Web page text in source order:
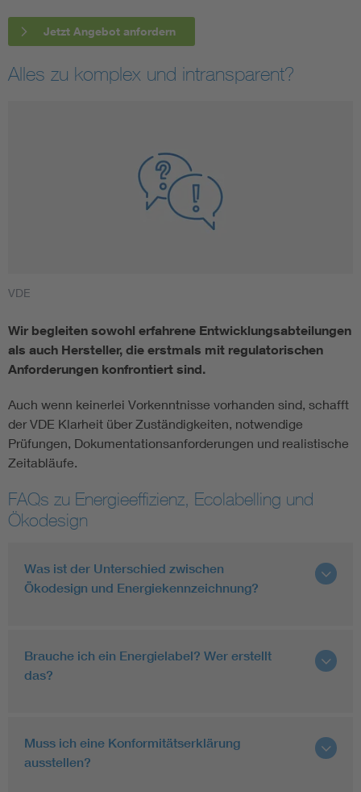
Jetzt Angebot anfordern
Alles zu komplex und intransparent?
VDE
Wir begleiten sowohl erfahrene Entwicklungsabteilungen
als auch Hersteller, die erstmals mit regulatorischen
Anforderungen konfrontiert sind.
Auch wenn keinerlei Vorkenntnisse vorhanden sind, schafft
der VDE Klarheit über Zuständigkeiten, notwendige
Prüfungen, Dokumentationsanforderungen und realistische
Zeitabläufe.
FAQs zu Energieeffizienz, Ecolabelling und
Ökodesign
Was ist der Unterschied zwischen
Ökodesign und Energiekennzeichnung?
Brauche ich ein Energielabel? Wer erstellt
das?
Muss ich eine Konformitätserklärung
ausstellen?